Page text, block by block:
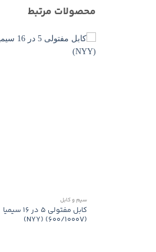
محصولات مرتبط
سیم و کابل
کابل مفتولی ۵ در ۱۶ سیمیا
(۶۰۰/۱۰۰۰V) (NYY)